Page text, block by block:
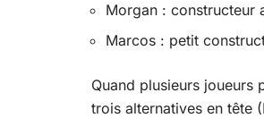
Morgan : constructeur
Marcos : petit
Quand plusieurs joueurs
trois alternatives en tête